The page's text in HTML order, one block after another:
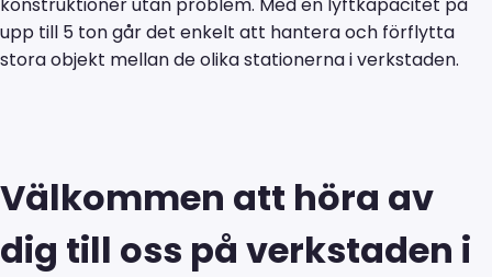
upp till 5 ton går det enkelt att hantera och förflytta
stora objekt mellan de olika stationerna i verkstaden.
Välkommen att höra av
dig till oss på verkstaden i